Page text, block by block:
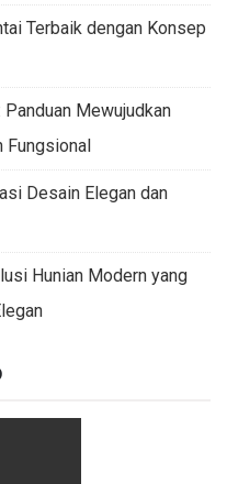
Terbaik dengan Konsep
Mewujudkan
Fungsional
Desain Elegan dan
Hunian Modern yang